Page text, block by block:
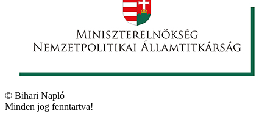
© Bihari Napló |
Minden jog fenntartva!